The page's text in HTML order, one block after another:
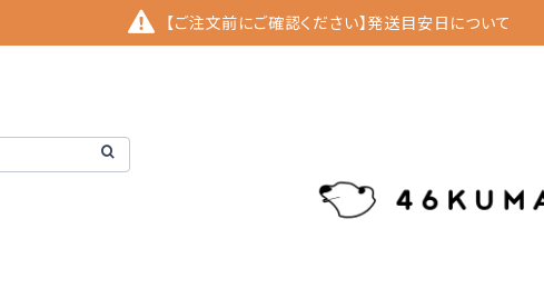
【ご注文前にご確認ください】発送目安日について